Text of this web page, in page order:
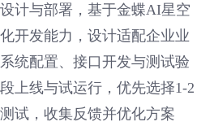
计与部署，基于金蝶AI星空
开发能力，设计适配企业业
统配置、接口开发与测试验
上线与试运行，优先选择1-2
试，收集反馈并优化方案